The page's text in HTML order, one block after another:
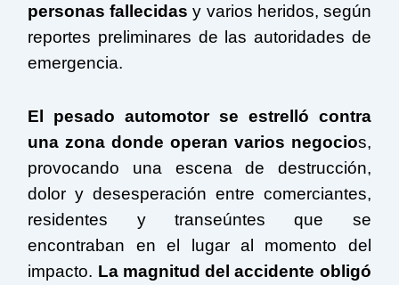
personas fallecidas y varios heridos, según
reportes preliminares de las autoridades de
emergencia.
El pesado automotor se estrelló contra
una zona donde operan varios negocios,
provocando una escena de destrucción,
dolor y desesperación entre comerciantes,
residentes y transeúntes que se
encontraban en el lugar al momento del
impacto. La magnitud del accidente obligó